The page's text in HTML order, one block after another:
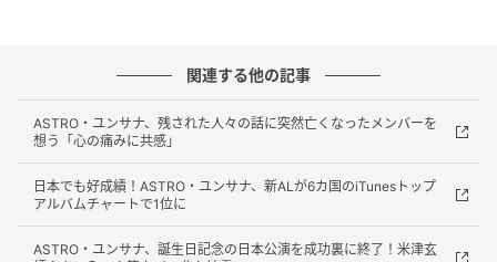
◇
前作『CHAMELEON』以来、約10か月ぶりとなるカム
バックの感想は？
10か月ぶりのカムバックなので、期待も大きいし緊張
関連する他の記事
ASTRO・ユンサナ、残された人々の話に突然亡くなったメンバーを
想う「心の痛みに共感」
日本でも好成績！ASTRO・ユンサナ、新ALが6カ国のiTunesトップ
アルバムチャートで1位に
ASTRO・ユンサナ、誕生日記念の日本公演を成功裏に終了！米津玄